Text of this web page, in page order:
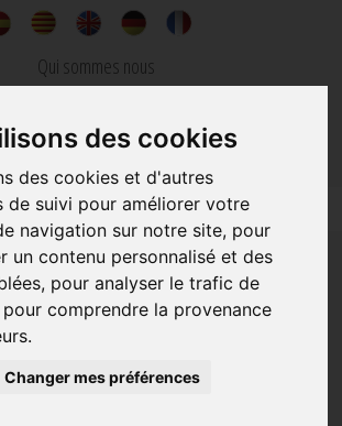
des cookies
des cookies et d'autres
de suivi pour améliorer votre
navigation sur notre site, pour
un contenu personnalisé et des
pour analyser le trafic de
comprendre la provenance
Changer mes préférences
Qui sommes nous
Contacter
CONSTRUCTION